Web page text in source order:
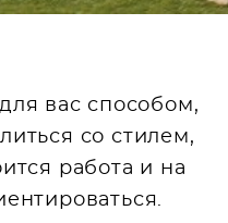
вас способом,
со стилем,
работа и на